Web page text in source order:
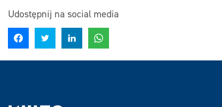
Udostępnij na social media
Udostępnij na Facebook Udostępnij na Twitter Udostępnij na LinkedIn